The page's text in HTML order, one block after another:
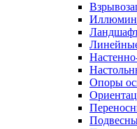
Опоры